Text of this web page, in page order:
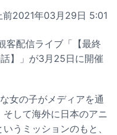
前2021年03月29日 5:01
客配信ライブ「【最終
】」が3月25日に開催
女の子がメディアを通
して海外に日本のアニ
うミッションのもと、